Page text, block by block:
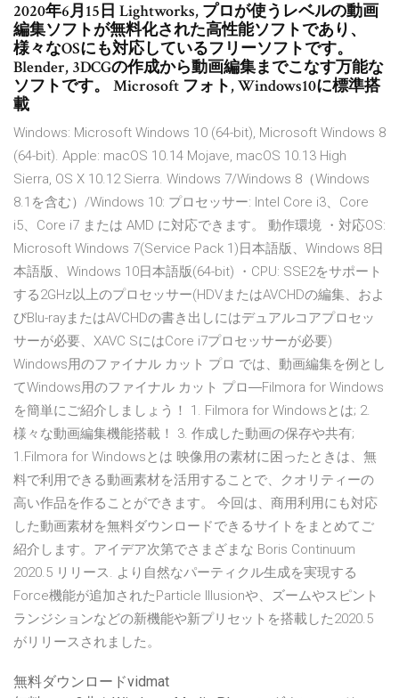
2020年6月15日 Lightworks, プロが使うレベルの動画
編集ソフトが無料化された高性能ソフトであり、
様々なOSにも対応しているフリーソフトです。
Blender, 3DCGの作成から動画編集までこなす万能な
ソフトです。 Microsoft フォト, Windows10に標準搭
載
Windows: Microsoft Windows 10 (64-bit), Microsoft Windows 8
(64-bit). Apple: macOS 10.14 Mojave, macOS 10.13 High
Sierra, OS X 10.12 Sierra. Windows 7/Windows 8（Windows
8.1を含む）/Windows 10: プロセッサー: Intel Core i3、Core
i5、Core i7 または AMD に対応できます。 動作環境 ・対応OS:
Microsoft Windows 7(Service Pack 1)日本語版、Windows 8日
本語版、Windows 10日本語版(64-bit) ・CPU: SSE2をサポート
する2GHz以上のプロセッサー(HDVまたはAVCHDの編集、およ
びBlu-rayまたはAVCHDの書き出しにはデュアルコアプロセッ
サーが必要、XAVC SにはCore i7プロセッサーが必要)
Windows用のファイナル カット プロ では、動画編集を例とし
てWindows用のファイナル カット プロ―Filmora for Windows
を簡単にご紹介しましょう！ 1. Filmora for Windowsとは; 2.
様々な動画編集機能搭載！ 3. 作成した動画の保存や共有;
1.Filmora for Windowsとは 映像用の素材に困ったときは、無
料で利用できる動画素材を活用することで、クオリティーの
高い作品を作ることができます。 今回は、商用利用にも対応
した動画素材を無料ダウンロードできるサイトをまとめてご
紹介します。アイデア次第でさまざまな Boris Continuum
2020.5 リリース. より自然なパーティクル生成を実現する
Force機能が追加されたParticle Illusionや、ズームやスピント
ランジションなどの新機能や新プリセットを搭載した2020.5
がリリースされました。
無料ダウンロードvidmat